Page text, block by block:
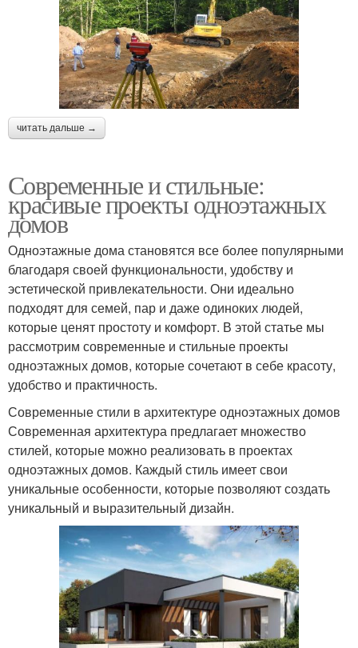
читать дальше →
Современные и стильные:
красивые проекты одноэтажных
домов
Одноэтажные дома становятся все более популярными
благодаря своей функциональности, удобству и
эстетической привлекательности. Они идеально
подходят для семей, пар и даже одиноких людей,
которые ценят простоту и комфорт. В этой статье мы
рассмотрим современные и стильные проекты
одноэтажных домов, которые сочетают в себе красоту,
удобство и практичность.
Современные стили в архитектуре одноэтажных домов
Современная архитектура предлагает множество
стилей, которые можно реализовать в проектах
одноэтажных домов. Каждый стиль имеет свои
уникальные особенности, которые позволяют создать
уникальный и выразительный дизайн.